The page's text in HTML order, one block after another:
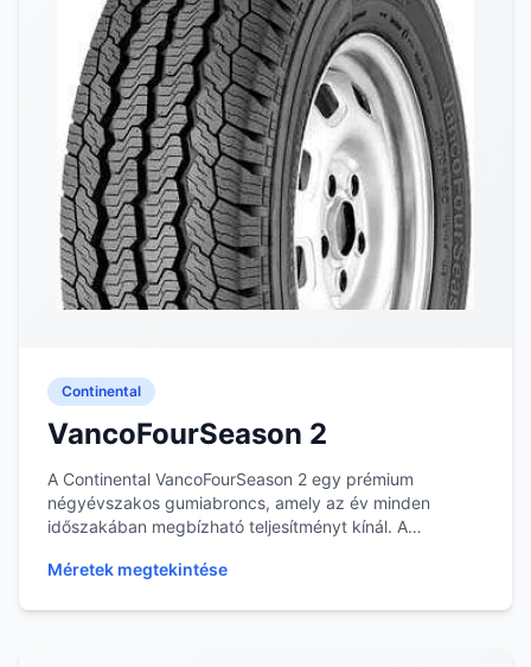
Continental
VancoFourSeason 2
A Continental VancoFourSeason 2 egy prémium
négyévszakos gumiabroncs, amely az év minden
időszakában megbízható teljesítményt kínál. A
Méretek megtekintése